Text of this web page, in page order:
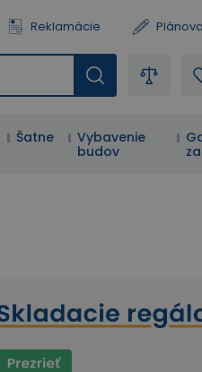
Reklamácie
Šatne
Vybavenie
budov